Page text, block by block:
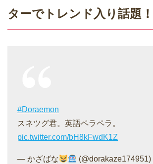
ターでトレンド入り話題！
#Doraemon
スネツグ君。英語ペラペラ。
pic.twitter.com/bH8kFwdK1Z
— かざばな (@dorakaze174951)